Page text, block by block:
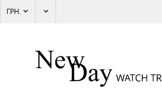
ГРН.